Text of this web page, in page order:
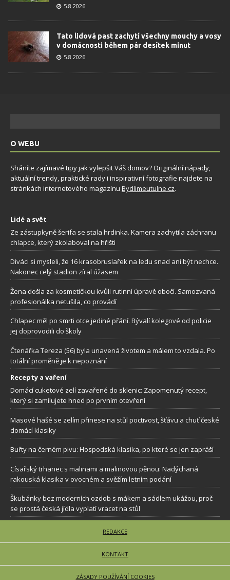
5.8.2026
Tato lidová past zachytí všechny mouchy a vosy
v domácnosti během pár desítek minut
5.8.2026
O WEBU
Sháníte zajímavé tipy jak vylepšit Váš domov? Originální nápady,
aktuální trendy, praktické rady i inspirativní fotografie najdete na
stránkách internetového magazínu Bydlimeutulne.cz.
Lidé a svět
Ze zástupkyně šerifa se stala hrdinka. Kamera zachytila záchranu
chlapce, který zkolaboval na hřišti
Diváci si mysleli, že 16 krasobruslařek na ledu snad ani být nechce.
Nakonec celý stadion zíral úžasem
Žena došla za kosmetičkou kvůli rutinní úpravě obočí. Samozvaná
profesionálka netušila, co provádí
Chlapec měl po smrti otce jediné přání. Bývalí kolegové od policie
jej doprovodili do školy
Čtenářka Tereza (56) byla unavená životem a málem to vzdala. Po
totální proměně je k nepoznání
Recepty a vaření
Domácí cuketové zelí zavařené do sklenic: Zapomenutý recept,
který si zamilujete hned po prvním otevření
Masové hašé se zelím přinese na stůl poctivost, šťávu a chuť české
domácí klasiky
Buřty na černém pivu: Hospodská klasika, po které se jen zapráší
Císařský trhanec s malinami a malinovou pěnou: Nadýchaná
rakouská klasika v ovocném a svěžím letním podání
Škubánky bez moderních ozdob s mákem a sádlem ukážou, proč
se prostá česká jídla vyplatí vracet na stůl
REDAKCE
KONTAKT
ZÁSADY POUŽÍVÁNÍ COOKIES